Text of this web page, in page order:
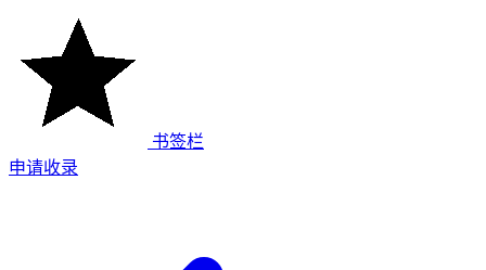
书签栏
申请收录